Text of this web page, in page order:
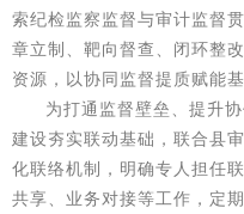
索纪检监察监督与审计监督
章立制、靶向督查、闭环整
资源，以协同监督提质赋能基
为打通监督壁垒、提升
建设夯实联动基础，联合县
化联络机制，明确专人担任
共享、业务对接等工作，定